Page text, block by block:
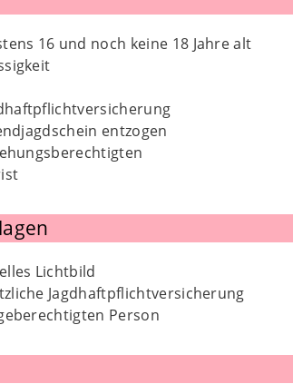
16 und noch keine 18 Jahre alt
entzogen
Lichtbild
Jagdhaftpflichtversicherung
Person